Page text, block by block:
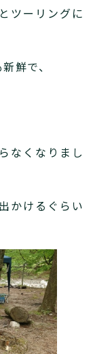
ツーリングに
鮮で、
なくなりまし
かけるぐらい